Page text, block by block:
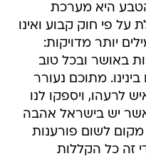
הטבע היא מערכת
על פי חוק קבוע ואינו
יותר מדויקות:
באושר ובכל טוב
מתוכם נעורר
לרעהו, ויספקו לנו
יש בישראל אהבה
מקום לשום פורענות
זה כל הקללות